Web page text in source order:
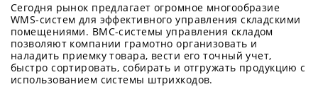
Сегодня рынок предлагает огромное многообразие
WMS-систем для эффективного управления складскими
помещениями. ВМС-системы управления складом
позволяют компании грамотно организовать и
наладить приемку товара, вести его точный учет,
быстро сортировать, собирать и отгружать продукцию с
использованием системы штрихкодов.